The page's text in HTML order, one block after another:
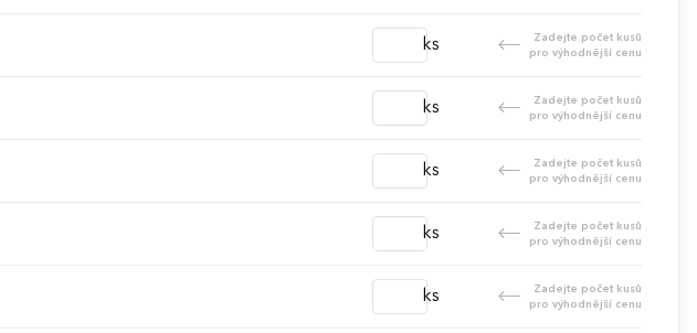
ks
Zadejte počet kusů
pro výhodnější cenu
ks
Zadejte počet kusů
pro výhodnější cenu
ks
Zadejte počet kusů
pro výhodnější cenu
ks
Zadejte počet kusů
pro výhodnější cenu
ks
Zadejte počet kusů
pro výhodnější cenu